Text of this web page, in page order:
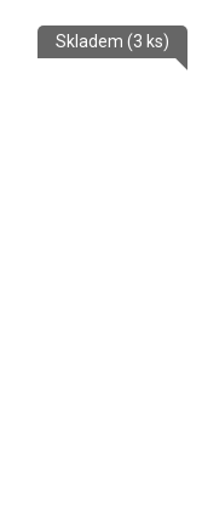
Skladem (3 ks)